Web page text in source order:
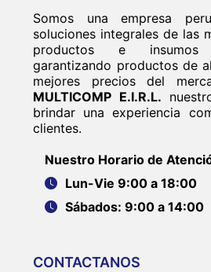
Somos una empresa
soluciones integrales de las
productos e
garantizando productos de
mejores precios del
MULTICOMP E.I.R.L.
brindar una experiencia
clientes.
Nuestro Horario de
Lun-Vie 9:00 a 18:00
Sábados: 9:00 a 14:00
CONTACTANOS